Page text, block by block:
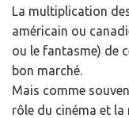
La multiplication
américain ou
ou le fantasme) de
bon marché.
Mais comme
rôle du cinéma et